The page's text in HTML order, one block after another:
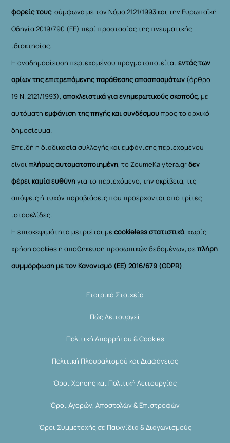
φορείς τους, σύμφωνα με τον Νόμο 2121/1993 και την Ευρωπαϊκή
Οδηγία 2019/790 (ΕΕ) περί προστασίας της πνευματικής
ιδιοκτησίας.
Η αναδημοσίευση περιεχομένου πραγματοποιείταιεντός των
ορίων της επιτρεπόμενης παράθεσης αποσπασμάτων (άρθρο
19 Ν. 2121/1993), αποκλειστικά για ενημερωτικούς σκοπούς, με
αυτόματηεμφάνιση της πηγής και συνδέσμουπρος το αρχικό
δημοσίευμα.
Επειδή η διαδικασία συλλογής και εμφάνισης περιεχομένου
είναιπλήρως αυτοματοποιημένη, το ZoumeKalytera.grδεν
φέρει καμία ευθύνηγια το περιεχόμενο, την ακρίβεια, τις
απόψεις ή τυχόν παραβιάσεις που προέρχονται από τρίτες
ιστοσελίδες.
Η επισκεψιμότητα μετριέται μεcookieless στατιστικά, χωρίς
χρήση cookies ή αποθήκευση προσωπικών δεδομένων, σεπλήρη
συμμόρφωση με τον Κανονισμό (ΕΕ) 2016/679 (GDPR).
Εταιρικά Στοιχεία
Πώς Λειτουργεί
Πολιτική Απορρήτου & Cookies
Πολιτική Πλουραλισμού και Διαφάνειας
Όροι Χρήσης και Πολιτική Λειτουργίας
Όροι Αγορών, Αποστολών & Επιστροφών
Όροι Συμμετοχής σε Παιχνίδια & Διαγωνισμούς